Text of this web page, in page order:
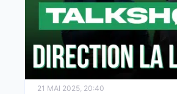
21 MAI 2025, 20:40